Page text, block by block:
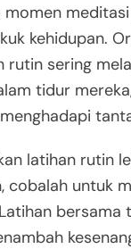
momen
kehidupan.
rutin sering
tidur
latihan rutin
cobalah untuk